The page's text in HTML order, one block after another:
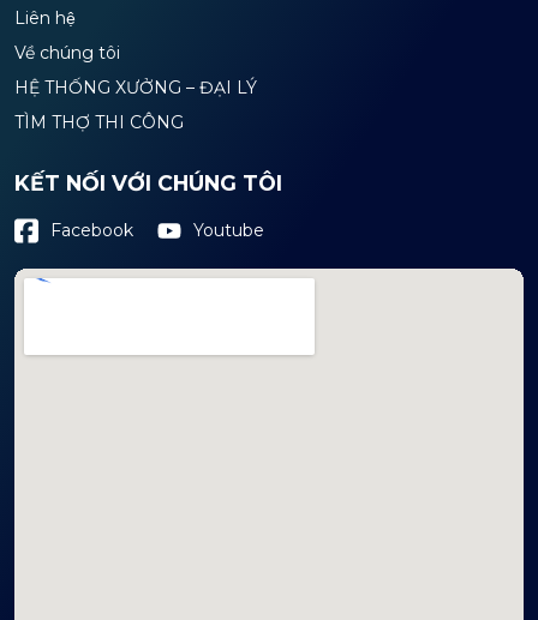
Liên hệ
Về chúng tôi
HỆ THỐNG XƯỞNG – ĐẠI LÝ
TÌM THỢ THI CÔNG
KẾT NỐI VỚI CHÚNG TÔI
Facebook Youtube